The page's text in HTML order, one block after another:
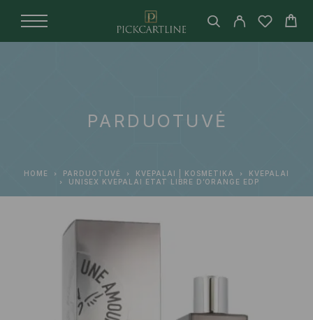
PARDUOTUVĖ
HOME PARDUOTUVĖ KVEPALAI | KOSMETIKA
KVEPALAI
UNISEX KVEPALAI ETAT LIBRE D’ORANGE EDP